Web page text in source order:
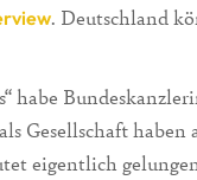
. Deutschland
habe
Gesellschaft
eigentlich